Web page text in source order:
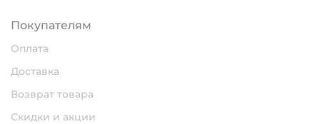
Покупателям
Оплата
Доставка
Возврат товара
Скидки и акции